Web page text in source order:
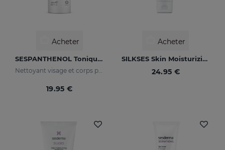
Acheter
SESPANTHENOL Tonique Nettoyant
Nettoyant visage et corps pour peaux sensibles ayant subi des agressions
19.95 €
Acheter
SILKSES Skin Moisturizing Protector
24.95 €